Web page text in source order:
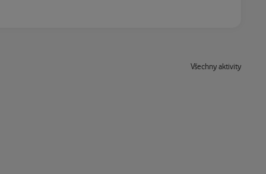
Všechny aktivity